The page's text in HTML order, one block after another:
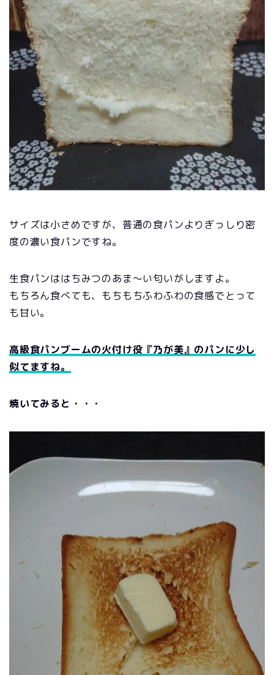
サイズは小さめですが、普通の食パンよりぎっしり密
度の濃い食パンですね。
生食パンははちみつのあま～い匂いがしますよ。
もちろん食べても、もちもちふわふわの食感でとって
も甘い。
高級食パンブームの火付け役『乃が美』のパンに少し
似てますね。
焼いてみると・・・